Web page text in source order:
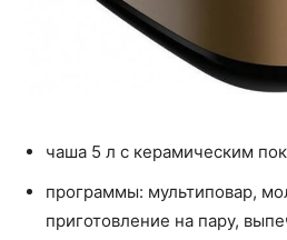
чаша 5 л с керамическим
программы: мультиповар,
приготовление на пару,